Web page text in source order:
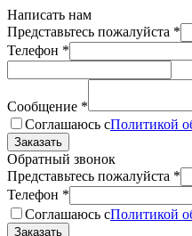
Написать нам
Представьтесь пожалуйста *
Телефон *
Сообщение *
Соглашаюсь сПолитикой
Обратный звонок
Представьтесь пожалуйста *
Телефон *
Соглашаюсь сПолитикой